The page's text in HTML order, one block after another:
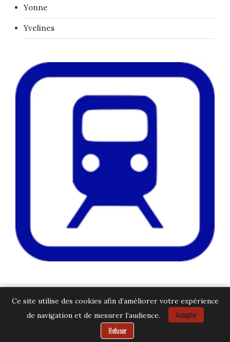
Yonne
Yvelines
Ce site utilise des cookies afin d’améliorer votre expérience
de navigation et de mesurer l’audience.
Accepter
Refuser